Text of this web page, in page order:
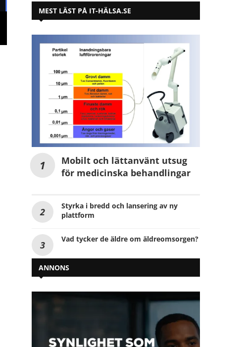
MEST LÄST PÅ IT-HÄLSA.SE
Mobilt och lättanvänt utsug
för medicinska behandlingar
Styrka i bredd och lansering av ny
plattform
Vad tycker de äldre om äldreomsorgen?
ANNONS